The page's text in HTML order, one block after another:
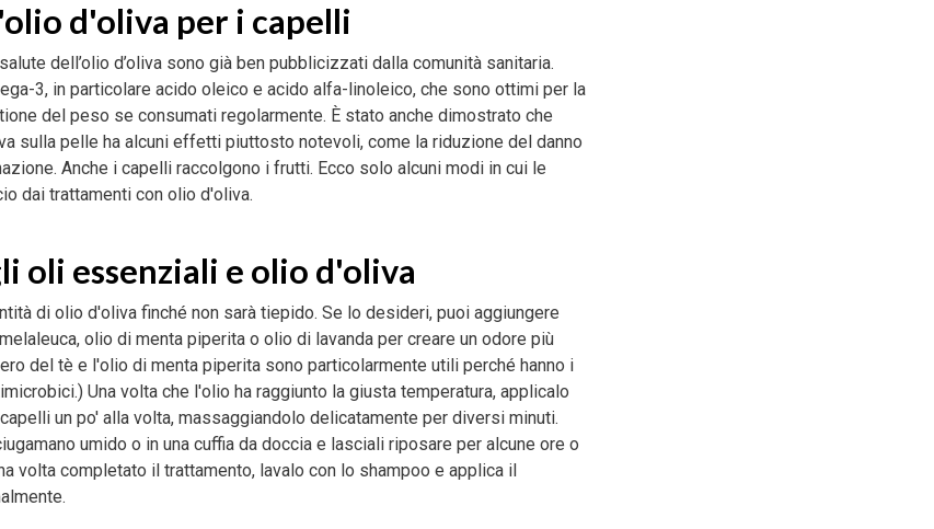
d'oliva per i capelli
dell’olio d’oliva sono già ben pubblicizzati dalla comunità sanitaria.
3, in particolare acido oleico e acido alfa-linoleico, che sono ottimi per la
del peso se consumati regolarmente. È stato anche dimostrato che
sulla pelle ha alcuni effetti piuttosto notevoli, come la riduzione del danno
Anche i capelli raccolgono i frutti. Ecco solo alcuni modi in cui le
dai trattamenti con olio d'oliva.
oli essenziali e olio d'oliva
di olio d'oliva finché non sarà tiepido. Se lo desideri, puoi aggiungere
olio di menta piperita o olio di lavanda per creare un odore più
del tè e l'olio di menta piperita sono particolarmente utili perché hanno i
Una volta che l'olio ha raggiunto la giusta temperatura, applicalo
un po' alla volta, massaggiandolo delicatamente per diversi minuti.
umido o in una cuffia da doccia e lasciali riposare per alcune ore o
volta completato il trattamento, lavalo con lo shampoo e applica il